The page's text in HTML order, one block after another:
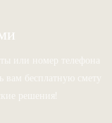
или номер телефона
вам бесплатную смету
решения!